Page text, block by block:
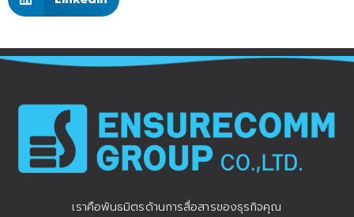
เราคือพันธมิตรด้านการสื่อสารของธุรกิจคุณ